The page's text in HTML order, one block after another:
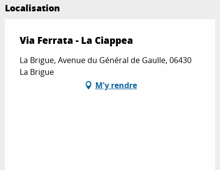
Localisation
Via Ferrata - La Ciappea
La Brigue, Avenue du Général de Gaulle, 06430
La Brigue
M'y rendre